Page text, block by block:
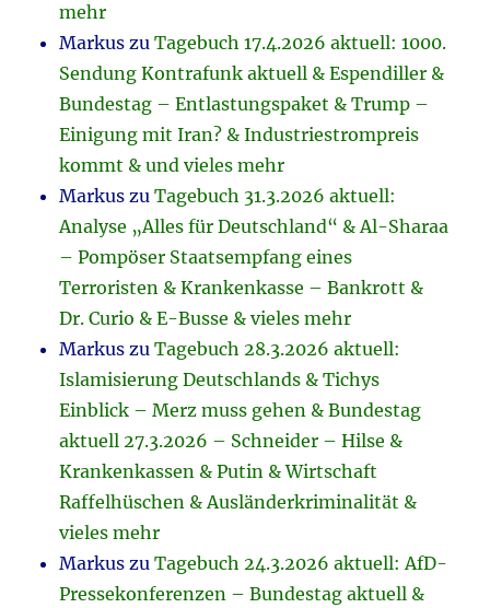
mehr
Markus zuTagebuch 17.4.2026 aktuell: 1000.
Sendung Kontrafunk aktuell & Espendiller &
Bundestag – Entlastungspaket & Trump –
Einigung mit Iran? & Industriestrompreis
kommt & und vieles mehr
Markus zuTagebuch 31.3.2026 aktuell:
Analyse „Alles für Deutschland“ & Al-Sharaa
– Pompöser Staatsempfang eines
Terroristen & Krankenkasse – Bankrott &
Dr. Curio & E-Busse & vieles mehr
Markus zuTagebuch 28.3.2026 aktuell:
Islamisierung Deutschlands & Tichys
Einblick – Merz muss gehen & Bundestag
aktuell 27.3.2026 – Schneider – Hilse &
Krankenkassen & Putin & Wirtschaft
Raffelhüschen & Ausländerkriminalität &
vieles mehr
Markus zuTagebuch 24.3.2026 aktuell: AfD-
Pressekonferenzen – Bundestag aktuell &